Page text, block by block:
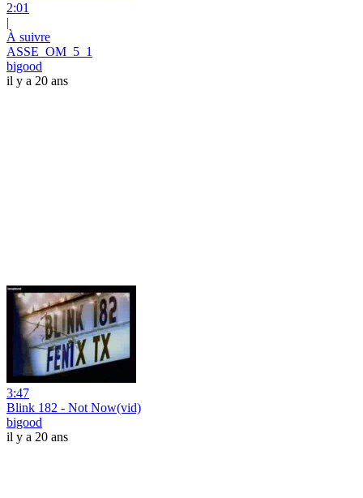
2:01
|
À suivre
ASSE_OM_5_1
bigood
il y a 20 ans
3:47
Blink 182 - Not Now(vid)
bigood
il y a 20 ans